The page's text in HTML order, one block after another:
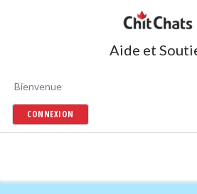
Aide et
Bienvenue
CONNEXION